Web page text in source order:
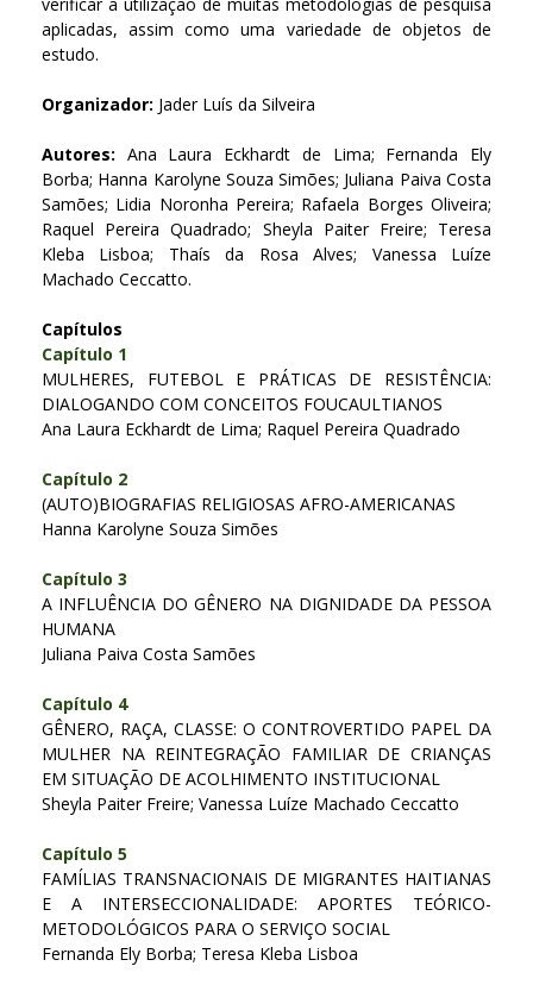
aplicadas, assim como uma variedade de objetos de
estudo.
Organizador: Jader Luís da Silveira
Autores: Ana Laura Eckhardt de Lima; Fernanda Ely
Borba; Hanna Karolyne Souza Simões; Juliana Paiva Costa
Samões; Lidia Noronha Pereira; Rafaela Borges Oliveira;
Raquel Pereira Quadrado; Sheyla Paiter Freire; Teresa
Kleba Lisboa; Thaís da Rosa Alves; Vanessa Luíze
Machado Ceccatto.
Capítulos
Capítulo 1
MULHERES, FUTEBOL E PRÁTICAS DE RESISTÊNCIA:
DIALOGANDO COM CONCEITOS FOUCAULTIANOS
Ana Laura Eckhardt de Lima; Raquel Pereira Quadrado
Capítulo 2
(AUTO)BIOGRAFIAS RELIGIOSAS AFRO-AMERICANAS
Hanna Karolyne Souza Simões
Capítulo 3
A INFLUÊNCIA DO GÊNERO NA DIGNIDADE DA PESSOA
HUMANA
Juliana Paiva Costa Samões
Capítulo 4
GÊNERO, RAÇA, CLASSE: O CONTROVERTIDO PAPEL DA
MULHER NA REINTEGRAÇÃO FAMILIAR DE CRIANÇAS
EM SITUAÇÃO DE ACOLHIMENTO INSTITUCIONAL
Sheyla Paiter Freire; Vanessa Luíze Machado Ceccatto
Capítulo 5
FAMÍLIAS TRANSNACIONAIS DE MIGRANTES HAITIANAS
E A INTERSECCIONALIDADE: APORTES TEÓRICO-
METODOLÓGICOS PARA O SERVIÇO SOCIAL
Fernanda Ely Borba; Teresa Kleba Lisboa